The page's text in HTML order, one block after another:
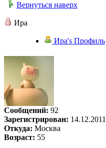
Вернуться наверх
Ира
Ира's Профиль
Сообщений: 92
Зарегистрирован: 14.12.2011
Откуда: Москва
Возраст: 55